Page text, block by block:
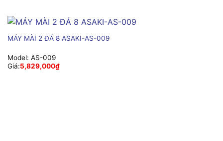
MÁY MÀI 2 ĐÁ 8 ASAKI-AS-009
Model: AS-009
Giá:5,829,000₫